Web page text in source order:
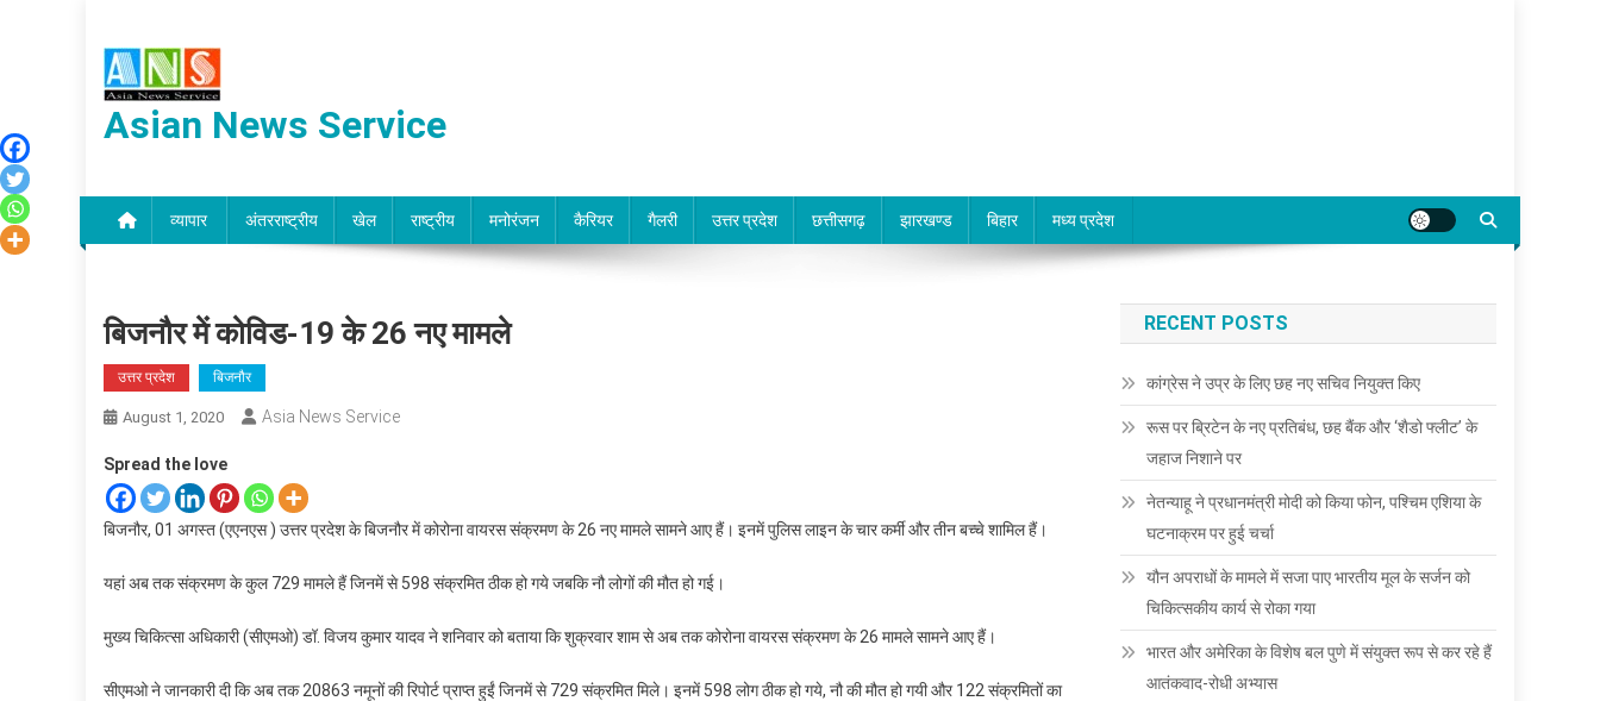
content
Asian News Service
व्यापार अंतरराष्ट्रीय खेल राष्ट्रीय मनोरंजन कैरियर गैलरी उत्तर प्रदेश छत्तीसगढ़ झारखण्ड बिहार मध्य प्रदेश
बिजनौर में कोविड-19 के 26 नए मामले
उत्तर प्रदेश बिजनौर
August 1, 2020 Asia News Service
Spread the love
बिजनौर, 01 अगस्त (एएनएस ) उत्तर प्रदेश के बिजनौर में कोरोना वायरस संक्रमण के 26 नए मामले सामने आए हैं। इनमें पुलिस लाइन के चार कर्मी और तीन बच्चे शामिल हैं।
यहां अब तक संक्रमण के कुल 729 मामले हैं जिनमें से 598 संक्रमित ठीक हो गये जबकि नौ लोगों की मौत हो गई।
मुख्य चिकित्सा अधिकारी (सीएमओ) डॉ. विजय कुमार यादव ने शनिवार को बताया कि शुक्रवार शाम से अब तक कोरोना वायरस संक्रमण के 26 मामले सामने आए हैं।
सीएमओ ने जानकारी दी कि अब तक 20863 नमूनों की रिपोर्ट प्राप्त हुईं जिनमें से 729 संक्रमित मिले। इनमें 598 लोग ठीक हो गये, नौ की मौत हो गयी और 122 संक्रमितों का
RECENT POSTS
कांग्रेस ने उप्र के लिए छह नए सचिव नियुक्त किए
रूस पर ब्रिटेन के नए प्रतिबंध, छह बैंक और ‘शैडो फ्लीट’ के
जहाज निशाने पर
नेतन्याहू ने प्रधानमंत्री मोदी को किया फोन, पश्चिम एशिया के
घटनाक्रम पर हुई चर्चा
यौन अपराधों के मामले में सजा पाए भारतीय मूल के सर्जन को
चिकित्सकीय कार्य से रोका गया
भारत और अमेरिका के विशेष बल पुणे में संयुक्त रूप से कर रहे हैं
आतंकवाद-रोधी अभ्यास